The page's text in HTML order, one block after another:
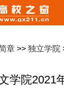
章 >> 独立学院
学院2021